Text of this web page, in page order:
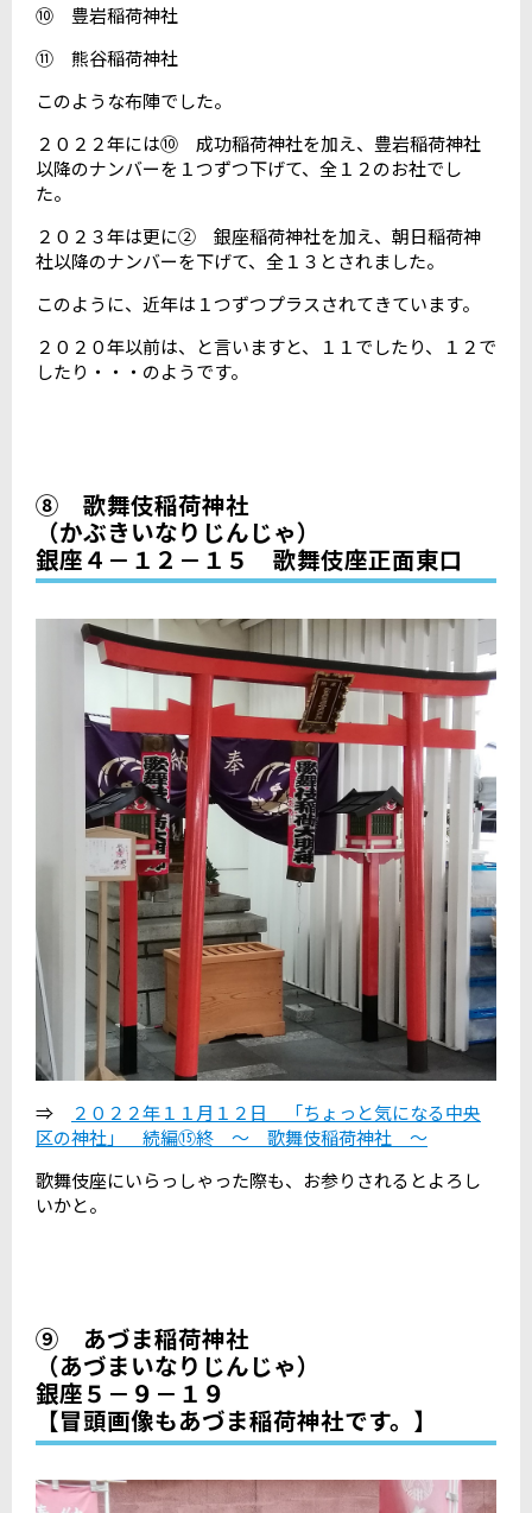
⑩ 豊岩稲荷神社
⑪ 熊谷稲荷神社
このような布陣でした。
２０２２年には⑩ 成功稲荷神社を加え、豊岩稲荷神社
以降のナンバーを１つずつ下げて、全１２のお社でし
た。
２０２３年は更に② 銀座稲荷神社を加え、朝日稲荷神
社以降のナンバーを下げて、全１３とされました。
このように、近年は１つずつプラスされてきています。
２０２０年以前は、と言いますと、１１でしたり、１２で
したり・・・のようです。
⑧ 歌舞伎稲荷神社
（かぶきいなりじんじゃ）
銀座４－１２－１５ 歌舞伎座正面東口
⇒
２０２２年１１月１２日 「ちょっと気になる中央
区の神社」 続編⑮終 ～ 歌舞伎稲荷神社 ～
歌舞伎座にいらっしゃった際も、お参りされるとよろし
いかと。
⑨ あづま稲荷神社
（あづまいなりじんじゃ）
銀座５－９－１９
【冒頭画像もあづま稲荷神社です。】